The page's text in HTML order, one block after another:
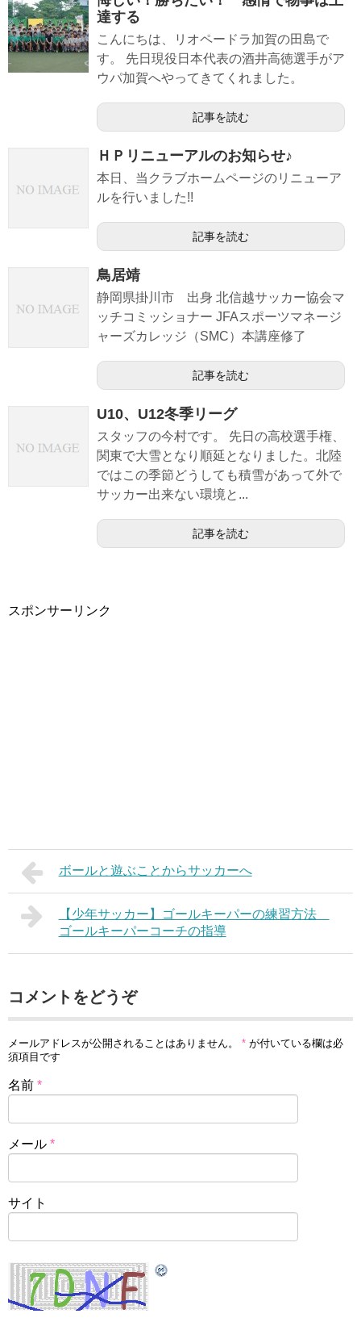
達する
こんにちは、リオペードラ加賀の田島で
す。 先日現役日本代表の酒井高徳選手がア
ウパ加賀へやってきてくれました。
記事を読む
ＨＰリニューアルのお知らせ♪
本日、当クラブホームページのリニューア
ルを行いました!!
記事を読む
鳥居靖
静岡県掛川市 出身 北信越サッカー協会マ
ッチコミッショナー JFAスポーツマネージ
ャーズカレッジ（SMC）本講座修了
記事を読む
U10、U12冬季リーグ
スタッフの今村です。 先日の高校選手権、
関東で大雪となり順延となりました。北陸
ではこの季節どうしても積雪があって外で
サッカー出来ない環境と...
記事を読む
スポンサーリンク
ボールと遊ぶことからサッカーへ
【少年サッカー】ゴールキーパーの練習方法
ゴールキーパーコーチの指導
コメントをどうぞ
メールアドレスが公開されることはありません。 * が付いている欄は必
須項目です
名前 *
メール *
サイト